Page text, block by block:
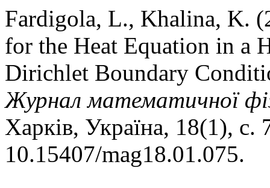
Fardigola, L., Khalina, K.
for the Heat Equation in a
Dirichlet Boundary
Журнал математичної
Харків, Україна, 18(1), с.
10.15407/mag18.01.075.